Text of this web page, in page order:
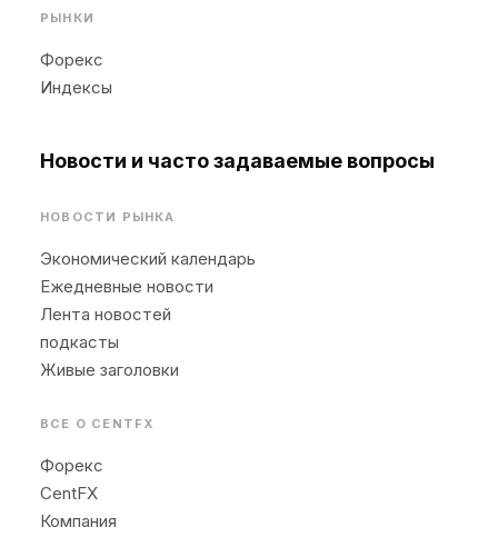
РЫНКИ
Форекс
Индексы
Новости и часто задаваемые вопросы
НОВОСТИ РЫНКА
Экономический календарь
Ежедневные новости
Лента новостей
подкасты
Живые заголовки
ВСЕ О CENTFX
Форекс
CentFX
Компания